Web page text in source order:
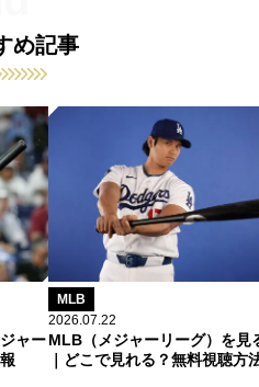
め記事
ャー
MLB
2026.07.22
MLB（メジャーリーグ）を見
｜どこで見れる？無料視聴方